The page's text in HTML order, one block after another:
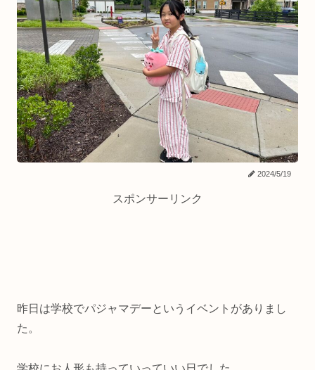
2024/5/19
スポンサーリンク
昨日は学校でパジャマデーというイベントがありまし
た。